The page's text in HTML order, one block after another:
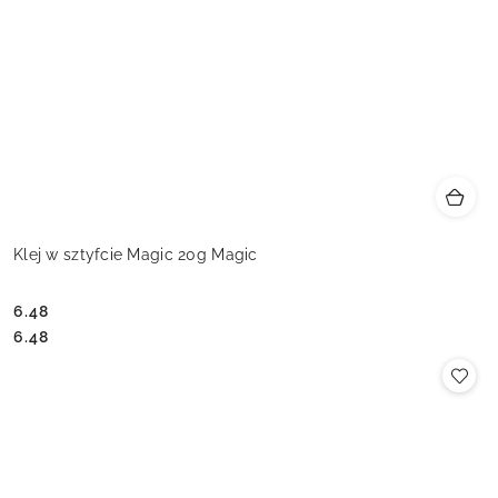
Klej w sztyfcie Magic 20g Magic
Cena:
6.48
Cena:
6.48